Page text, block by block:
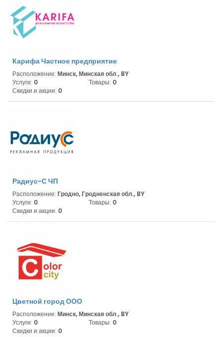
Карифа Частное предприятие
Расположение: Минск, Минская обл., BY
Услуги: 0 Товары: 0
Скидки и акции: 0
Радиус-С ЧП
Расположение: Гродно, Гродненская обл., BY
Услуги: 0 Товары: 0
Скидки и акции: 0
Цветной город ООО
Расположение: Минск, Минская обл., BY
Услуги: 0 Товары: 0
Скидки и акции: 0